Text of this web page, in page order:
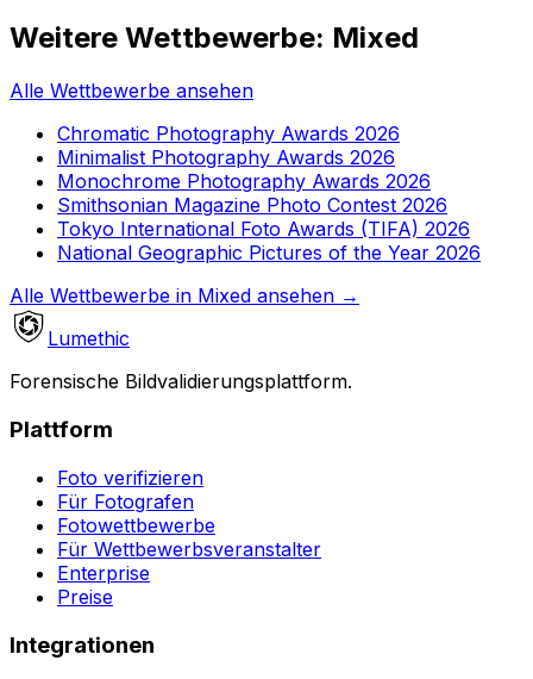
Weitere Wettbewerbe: Mixed
Alle Wettbewerbe ansehen
Chromatic Photography Awards 2026
Minimalist Photography Awards 2026
Monochrome Photography Awards 2026
Smithsonian Magazine Photo Contest 2026
Tokyo International Foto Awards (TIFA) 2026
National Geographic Pictures of the Year 2026
Alle Wettbewerbe in Mixed ansehen →
Lumethic
Forensische Bildvalidierungsplattform.
Plattform
Foto verifizieren
Für Fotografen
Fotowettbewerbe
Für Wettbewerbsveranstalter
Enterprise
Preise
Integrationen